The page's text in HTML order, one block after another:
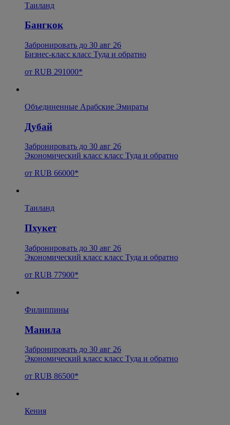
Таиланд
Бангкок
Забронировать до 30 авг 26
Бизнес-класс класс Туда и обратно
от RUB 291000*
Объединенные Арабские Эмираты
Дубай
Забронировать до 30 авг 26
Экономический класс класс Туда и обратно
от RUB 66000*
Таиланд
Пхукет
Забронировать до 30 авг 26
Экономический класс класс Туда и обратно
от RUB 77900*
Филиппины
Манила
Забронировать до 30 авг 26
Экономический класс класс Туда и обратно
от RUB 86500*
Кения